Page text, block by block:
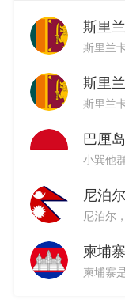
斯里
斯里
巴厘
尼泊
柬埔